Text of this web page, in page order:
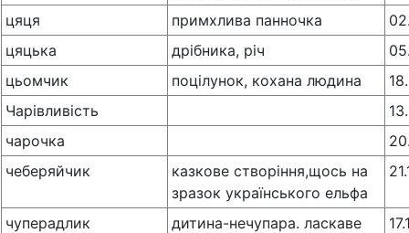
цяця примхлива панночка
цяцька
дрібника, річ
цьомчик
поцілунок, кохана людина
Чарівливість
чарочка
чеберяйчик
казкове створіння,щось на
зразок українського ельфа
чуперадлик
дитина-нечупара. ласкаве